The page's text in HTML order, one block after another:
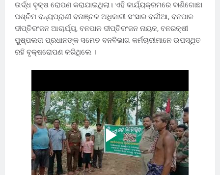
ଉର୍ଦ୍ଧ ବୃକ୍ଷ ରୋପଣ କରାଯାଇଥିଲା। ଏହି କାର୍ଯ୍ୟକ୍ରମରେ ବାଣିଗୋଛା
ପଶ୍ଚିମ ବନ୍ୟପ୍ରାଣୀ ବନାଞ୍ଚଳ ଅଧିକାରୀ ସଂସାର ବର୍ଗୀଆ, ବନପାଳ
ଦୀପ୍ତିରଂଜନ ଆଚାର୍ଯ୍ୟ, ବନପାଳ ଦୀପ୍ତିରଂଜନ ନାୟକ, ବନରକ୍ଷୀ
ପୁଷ୍ପଲତା ପ୍ରଧାନଙ୍କ ସମେତ ବନବିଭାଗ କର୍ମଚାରୀମାନେ ଉପସ୍ଥିତ
ରହି ବୃକ୍ଷରୋପଣ କରିଥିଲେ ।